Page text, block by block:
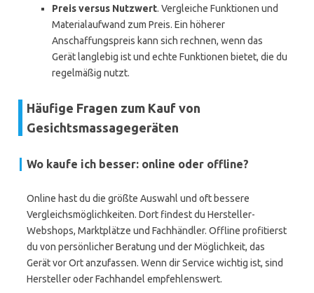
Preis versus Nutzwert. Vergleiche Funktionen und
Materialaufwand zum Preis. Ein höherer
Anschaffungspreis kann sich rechnen, wenn das
Gerät langlebig ist und echte Funktionen bietet, die du
regelmäßig nutzt.
Häufige Fragen zum Kauf von
Gesichtsmassagegeräten
Wo kaufe ich besser: online oder offline?
Online hast du die größte Auswahl und oft bessere
Vergleichsmöglichkeiten. Dort findest du Hersteller-
Webshops, Marktplätze und Fachhändler. Offline profitierst
du von persönlicher Beratung und der Möglichkeit, das
Gerät vor Ort anzufassen. Wenn dir Service wichtig ist, sind
Hersteller oder Fachhandel empfehlenswert.